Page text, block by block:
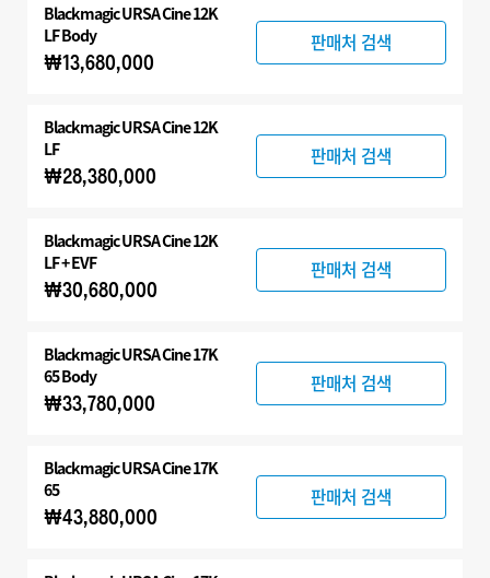
BlackmagicURSA Cine 12K
LF Body
₩13,680,000
판매처 검색
BlackmagicURSA Cine 12K
LF
₩28,380,000
판매처 검색
BlackmagicURSA Cine 12K
LF + EVF
₩30,680,000
판매처 검색
BlackmagicURSA Cine 17K
65 Body
₩33,780,000
판매처 검색
BlackmagicURSA Cine 17K
65
₩43,880,000
판매처 검색